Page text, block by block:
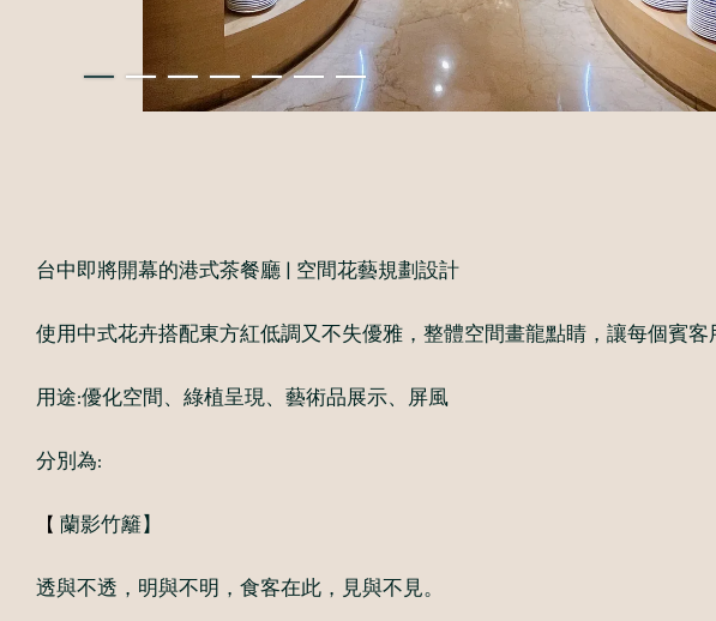
台中即將開幕的港式茶餐廳 | 空間花藝規劃設計
使用中式花卉搭配東方紅低調又不失優雅，整體空間畫龍點睛，讓每個賓
用途:優化空間、綠植呈現、藝術品展示、屏風
分別為:
【 蘭影竹籬】
透與不透，明與不明，食客在此，見與不見。